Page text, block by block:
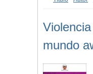
mundo